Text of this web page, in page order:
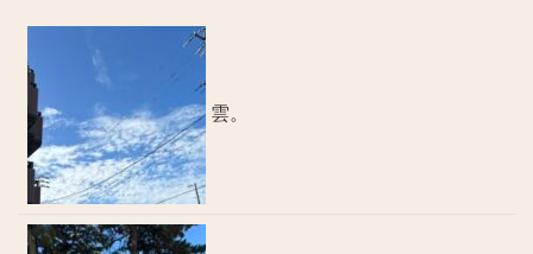
雲。